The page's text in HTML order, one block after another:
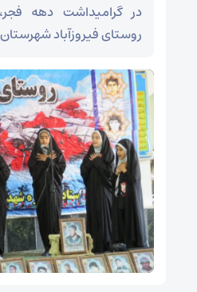
روستای فیروزآباد